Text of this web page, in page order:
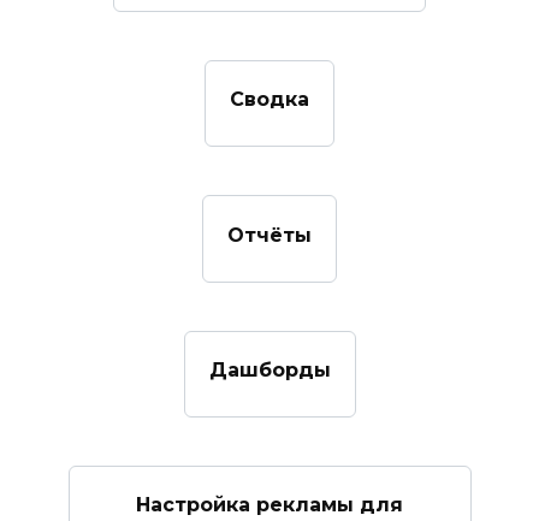
Сводка
Отчёты
Дашборды
Настройка рекламы для